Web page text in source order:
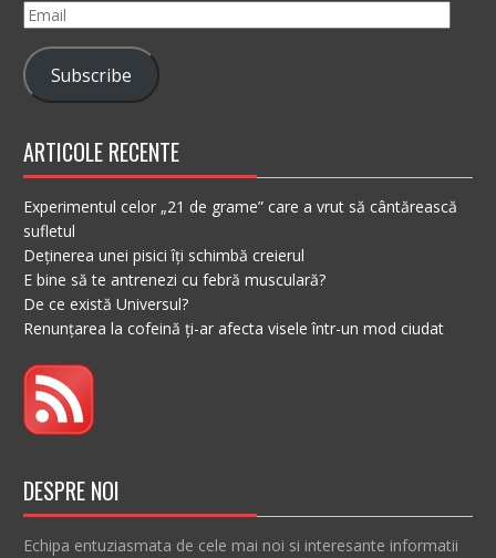
Email
Subscribe
ARTICOLE RECENTE
Experimentul celor „21 de grame” care a vrut să cântărească
sufletul
Deținerea unei pisici îți schimbă creierul
E bine să te antrenezi cu febră musculară?
De ce există Universul?
Renunțarea la cofeină ți-ar afecta visele într-un mod ciudat
DESPRE NOI
Echipa entuziasmata de cele mai noi si interesante informatii